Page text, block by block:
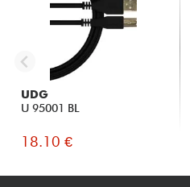
UDG
U 95001 BL
18.10 €